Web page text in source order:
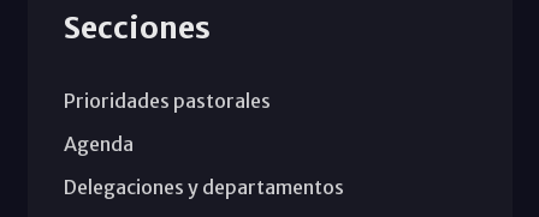
Secciones
Prioridades pastorales
Agenda
Delegaciones y departamentos